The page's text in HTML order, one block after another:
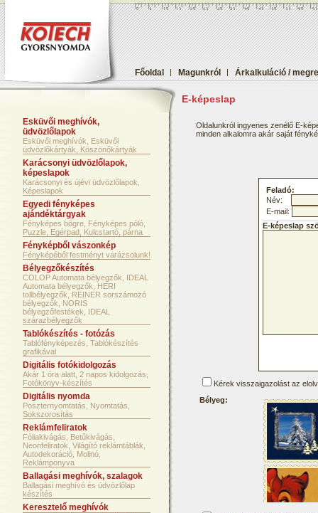
Főoldal | Magunkról | Árkalkuláció /
E-képeslap
Esküvői meghívók,
üdvözlőlapok
Esküvői meghívók, Esküvői
üdvözlőkártyák, Köszönőkártyák
Karácsonyi üdvözlőlapok,
képeslapok
Karácsonyi és újévi üdvözlőlapok,
Képeslapok
Egyedi fényképes
ajándéktárgyak
Fényképes bögre, Fényképes póló,
Puzzle, Egérpad, Kulcstartó, párna
Fényképből vászonkép
Fényképéből festményt varázsolunk!
Bélyegzőkészítés
COLOP Automata bélyegzők, IDEAL
Automata bélyegzők, HERI
tollbélyegzők, REINER sorszámozó
bélyegzők, NORIS
bélyegzőfestékek, IDEAL
szárazbélyegzők
Tablókészítés - fotózás
Tablófényképezés, Tablókészítés
grafikával
Digitális fotókidolgozás
Akár 1 óra alatt, 2 napos kidolgozás,
Fotókönyv-készítés
Digitális nyomda
Poszternyomtatás, Nyomtatás,
Sokszorosítás
Reklámfeliratok
Fóliakivágás, Betűkivágás,
Neonfeliratok, Világító reklámtáblák,
Autodekoráció, Molinó,
Reklámponyva
Ballagási meghívók, szalagok
Ballagási meghívó és üdvözlőlap
készítés
Keresztelő meghívók
Oldalunkról ingyenes zenélő E-
minden alkalomra akár saját
Feladó:
Név:
E-mail:
E-képeslap
Kérek visszaigazolást az
Bélyeg: